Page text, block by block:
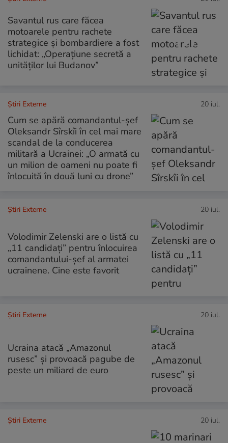
Savantul rus care făcea
motoarele pentru rachete
strategice și bombardiere a fost
lichidat: „Operațiune secretă a
unităților lui Budanov”
Știri Externe 20 iul.
Cum se apără comandantul-șef
Oleksandr Sîrskîi în cel mai mare
scandal de la conducerea
militară a Ucrainei: „O armată cu
un milion de oameni nu poate fi
înlocuită în două luni cu drone”
Știri Externe 20 iul.
Volodimir Zelenski are o listă cu
„11 candidați” pentru înlocuirea
comandantului-șef al armatei
ucrainene. Cine este favorit
Știri Externe 20 iul.
Ucraina atacă „Amazonul
rusesc” și provoacă pagube de
peste un miliard de euro
Știri Externe 20 iul.